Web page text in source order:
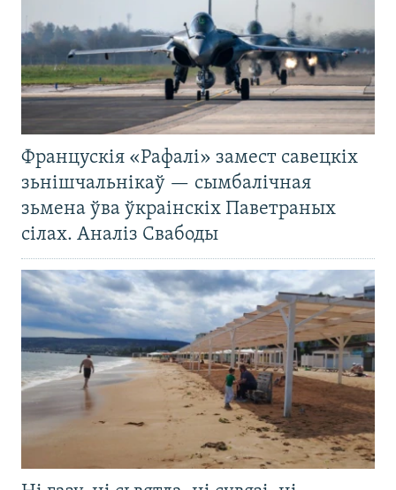
Францускія «Рафалі» замест савецкіх
зьнішчальнікаў — сымбалічная
зьмена ўва ўкраінскіх Паветраных
сілах. Аналіз Свабоды